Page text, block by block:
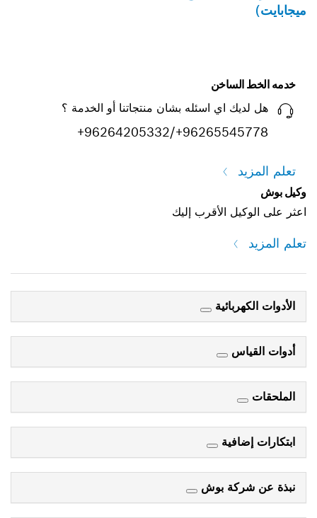
ميجابايت)
خدمه الخط الساخن
هل لديك اي اسئله بشان منتجاتنا أو الخدمة ؟
+96264205332/+96265545778
تعلم المزيد
وكيل بوش
اعثر على الوكيل الأقرب إليك
تعلم المزيد
الأدوات الكهربائية
أدوات القياس
الملحقات
ابتكارات إضافية
نبذة عن شركة بوش